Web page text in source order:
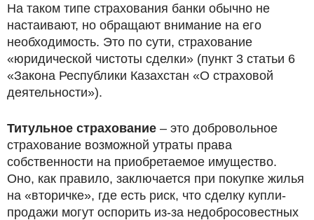
На таком типе страхования банки обычно не
настаивают, но обращают внимание на его
необходимость. Это по сути, страхование
«юридической чистоты сделки» (пункт 3 статьи 6
«Закона Республики Казахстан «О страховой
деятельности»).
Титульное страхование – это добровольное
страхование возможной утраты права
собственности на приобретаемое имущество.
Оно, как правило, заключается при покупке жилья
на «вторичке», где есть риск, что сделку купли-
продажи могут оспорить из-за недобросовестных